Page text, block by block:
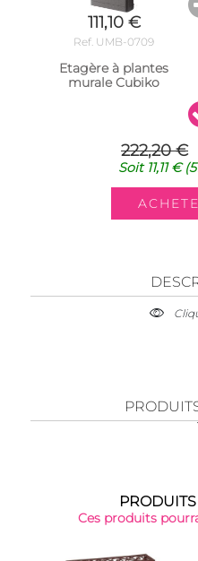
111,10 €
Ref. UMB-0709
Etagère à plantes
murale Cubiko
222,20 €
Soit 11,11 €
Ces produits